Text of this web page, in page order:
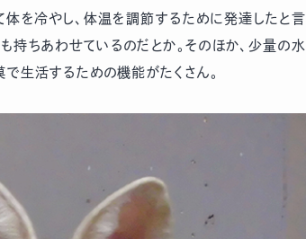
を冷やし、体温を調節するために発達したと言
ちあわせているのだとか。そのほか、少量の水
生活するための機能がたくさん。